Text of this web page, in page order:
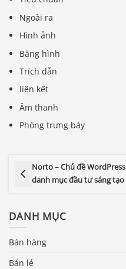
Ngoài ra
Hình ảnh
Băng hình
Trích dẫn
liên kết
Âm thanh
Phòng trưng bày
Norto – Chủ đề WordPress
danh mục đầu tư sáng tạo
DANH MỤC
Bán hàng
Bán lẻ